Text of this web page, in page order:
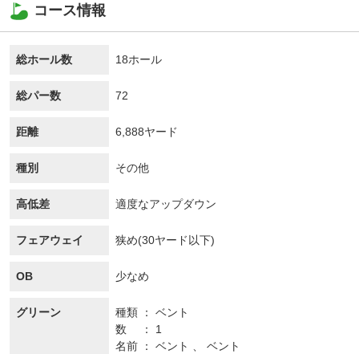
コース情報
総ホール数 18ホール
総パー数 72
距離 6,888ヤード
種別 その他
高低差 適度なアップダウン
フェアウェイ 狭め(30ヤード以下)
OB 少なめ
グリーン 種類
ベント
数
1
名前
ベント 、 ベント